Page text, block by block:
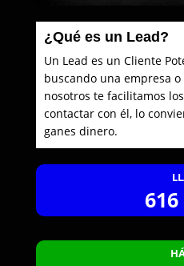
¿Qué es un Lead?
Un Lead es un Cliente
buscando una empresa
nosotros te facilitamos
contactar con él, lo
ganes dinero.
616